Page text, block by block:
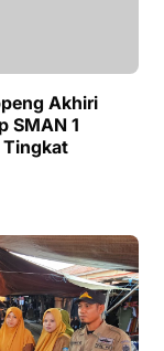
Akhiri
SMAN 1
Tingkat